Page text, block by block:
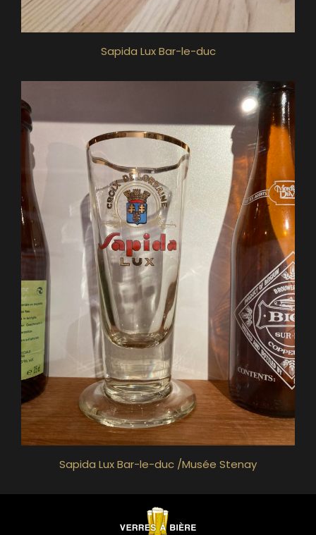
Sapida Lux Bar-le-duc
Sapida Lux Bar-le-duc /Musée Stenay